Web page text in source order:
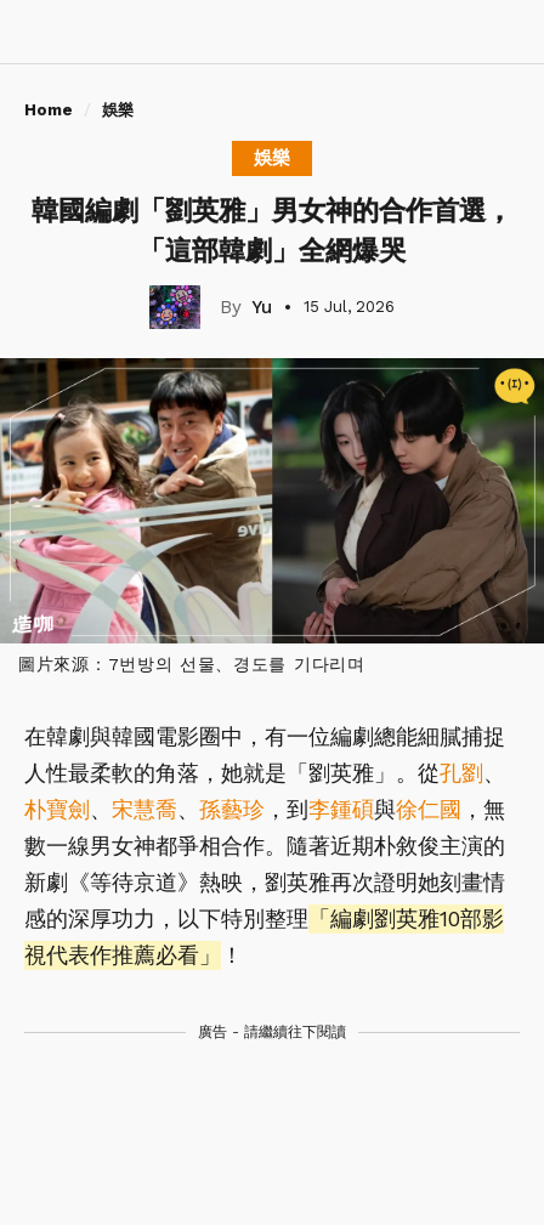
Home 娛樂
娛樂
韓國編劇「劉英雅」男女神的合作首選，
「這部韓劇」全網爆哭
Yu 15 Jul, 2026
圖片來源：7번방의 선물、경도를 기다리며
在韓劇與韓國電影圈中，有一位編劇總能細膩捕捉
人性最柔軟的角落，她就是「劉英雅」。從孔劉、
朴寶劍、 宋慧喬、 孫藝珍 ，到李鍾碩與徐仁國 ，無
數一線男女神都爭相合作。隨著近期朴敘俊主演的
新劇《等待京道》熱映，劉英雅再次證明她刻畫情
感的深厚功力，以下特別整理 「編劇劉英雅10部影
視代表作推薦必看」
！
廣告 - 請繼續往下閱讀